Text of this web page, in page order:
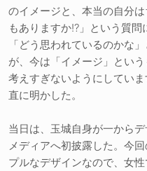
のイメージと、本当の自分
もありますか!?」という質問
「どう思われているのかな
が、今は「イメージ」とい
考えすぎないようにしてい
直に明かした。
当日は、玉城自身が一から
メディアへ初披露した。今
プルなデザインなので、女